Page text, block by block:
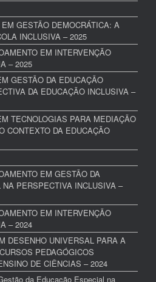
GESTÃO DEMOCRÁTICA: A
INCLUSIVA – 2025
EM INTERVENÇÃO
– 2025
GESTÃO DA EDUCAÇÃO
DA EDUCAÇÃO INCLUSIVA –
TECNOLOGIAS PARA MEDIAÇÃO
CONTEXTO DA EDUCAÇÃO
EM GESTÃO DA
PERSPECTIVA INCLUSIVA –
EM INTERVENÇÃO
– 2024
DESENHO UNIVERSAL PARA A
PEDAGÓGICOS
DE CIÊNCIAS – 2024
da Educação Especial na